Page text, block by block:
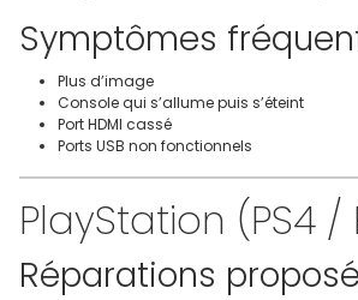
Symptômes
Plus d’image
Console qui s’allume puis s’éteint
Port HDMI cassé
Ports USB non fonctionnels
PlayStation (PS4 /
Réparations